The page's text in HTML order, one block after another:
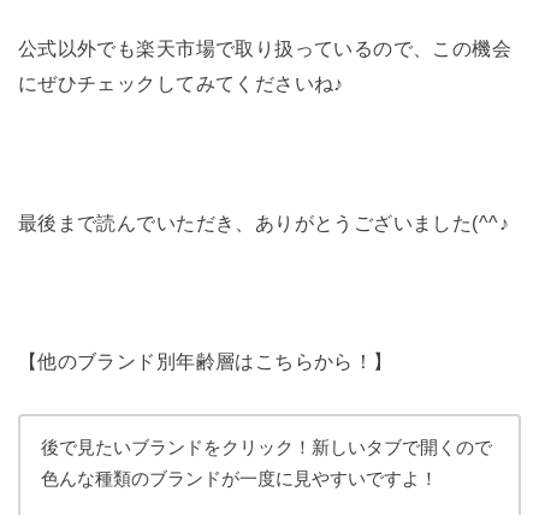
公式以外でも楽天市場で取り扱っているので、この機会
にぜひチェックしてみてくださいね♪
最後まで読んでいただき、ありがとうございました(^^♪
【他のブランド別年齢層はこちらから！】
後で見たいブランドをクリック！新しいタブで開くので
色んな種類のブランドが一度に見やすいですよ！